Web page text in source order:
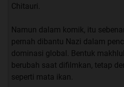
Chitauri.
Namun dalam komik, itu
pernah dibantu Nazi dalam
dominasi global. Bentuk
berubah saat difilmkan, tetap
seperti mata ikan.